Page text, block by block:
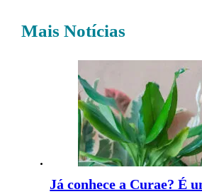
Mais Notícias
Já conhece a Curae? É